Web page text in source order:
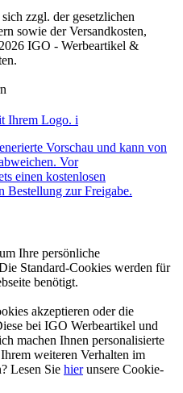
zzgl. der gesetzlichen
sowie der Versandkosten,
IGO - Werbeartikel &
Ihrem Logo. i
Vorschau und kann von
Vor
einen kostenlosen
Bestellung zur Freigabe.
Ihre persönliche
Standard-Cookies werden für
benötigt.
akzeptieren oder die
bei IGO Werbeartikel und
machen Ihnen personalisierte
weiteren Verhalten im
Lesen Sie hierunsere Cookie-